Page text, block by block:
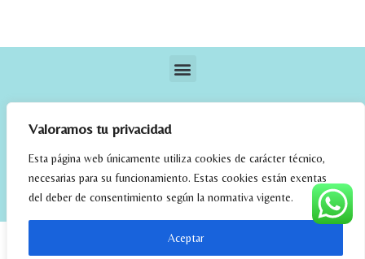
Valoramos tu privacidad
Esta página web únicamente utiliza cookies de carácter técnico,
necesarias para su funcionamiento. Estas cookies están exentas
del deber de consentimiento según la normativa vigente.
Aceptar
elrincondefehmi.com © 2023. Designed By W Media